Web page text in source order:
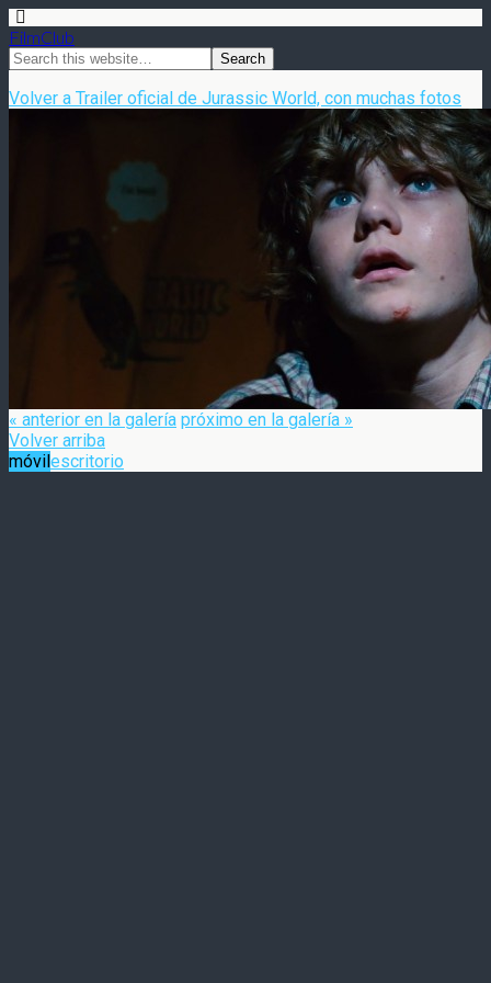
FilmClub
Volver a Trailer oficial de Jurassic World, con muchas fotos
« anterior en la galería próximo en la galería »
Volver arriba
móvilescritorio